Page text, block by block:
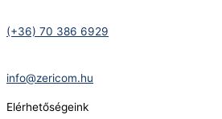
(+36) 70 386 6929
info@zericom.hu
Elérhetőségeink